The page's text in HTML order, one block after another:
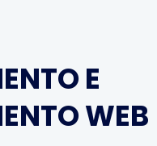
E
WEB